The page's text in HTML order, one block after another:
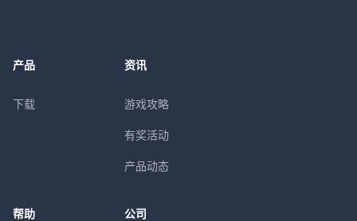
产品
下载
资讯
游戏攻略
有奖活动
产品动态
帮助 公司